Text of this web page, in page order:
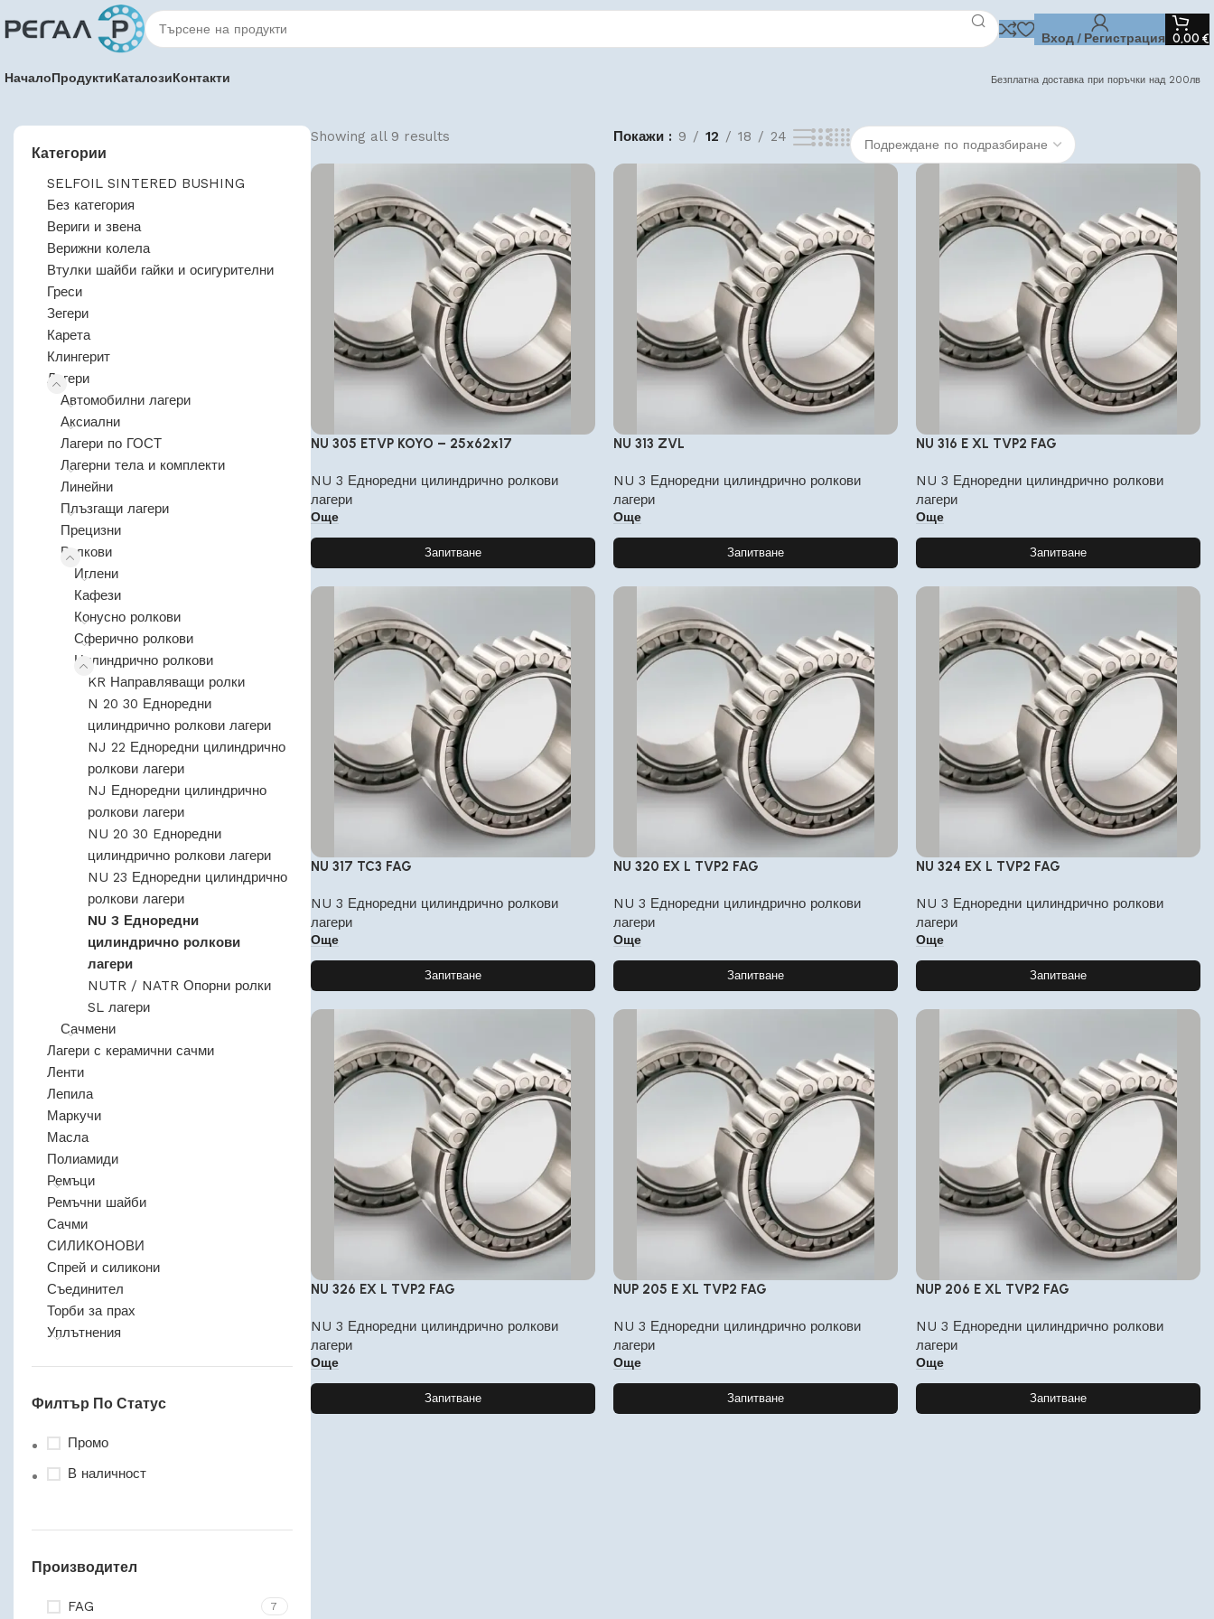
Вход / Регистрация 0,00 €
НачалоПродуктиКаталозиКонтакти Безплатна доставка при поръчки над 200лв
Категории
SELFOIL SINTERED BUSHING
Без категория
Вериги и звена
Верижни колела
Втулки шайби гайки и осигурителни
Греси
Зегери
Карета
Клингерит
Лагери
Автомобилни лагери
Аксиални
Лагери по ГОСТ
Лагерни тела и комплекти
Линейни
Плъзгащи лагери
Прецизни
Ролкови
Иглени
Кафези
Конусно ролкови
Сферично ролкови
Цилиндрично ролкови
KR Направляващи ролки
N 20 30 Едноредни
цилиндрично ролкови лагери
NJ 22 Едноредни цилиндрично
ролкови лагери
NJ Едноредни цилиндрично
ролкови лагери
NU 20 30 Eдноредни
цилиндрично ролкови лагери
NU 23 Едноредни цилиндрично
ролкови лагери
NU 3 Едноредни
цилиндрично ролкови
лагери
NUTR / NATR Опорни ролки
SL лагери
Сачмени
Лагери с керамични сачми
Ленти
Лепила
Маркучи
Масла
Полиамиди
Ремъци
Ремъчни шайби
Сачми
СИЛИКОНОВИ
Спрей и силикони
Съединител
Торби за прах
Уплътнения
Филтър По Статус
Промо
В наличност
Производител
FAG 7
Showing all 9 results Покажи 9 12 18 24
NU 305 ETVP KOYO – 25x62x17
NU 3 Едноредни цилиндрично ролкови
лагери
Още
Запитване
NU 313 ZVL
NU 3 Едноредни цилиндрично ролкови
лагери
Още
Запитване
NU 316 E XL TVP2 FAG
NU 3 Едноредни цилиндрично ролкови
лагери
Още
Запитване
NU 317 TC3 FAG
NU 3 Едноредни цилиндрично ролкови
лагери
Още
Запитване
NU 320 EX L TVP2 FAG
NU 3 Едноредни цилиндрично ролкови
лагери
Още
Запитване
NU 324 EX L TVP2 FAG
NU 3 Едноредни цилиндрично ролкови
лагери
Още
Запитване
NU 326 EX L TVP2 FAG
NU 3 Едноредни цилиндрично ролкови
лагери
Още
Запитване
NUP 205 E XL TVP2 FAG
NU 3 Едноредни цилиндрично ролкови
лагери
Още
Запитване
NUP 206 E XL TVP2 FAG
NU 3 Едноредни цилиндрично ролкови
лагери
Още
Запитване